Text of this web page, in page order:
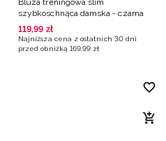
Bluza treningowa slim
szybkoschnąca damska - czarna
119,99 zł
Najniższa cena z ostatnich 30 dni
przed obniżką 169,99 zł